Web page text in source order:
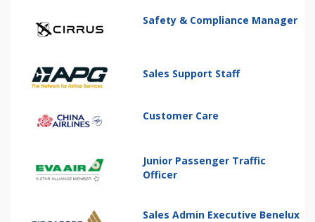
Safety & Compliance Manager
Sales Support Staff
Customer Care
Junior Passenger Traffic
Officer
Sales Admin Executive Benelux